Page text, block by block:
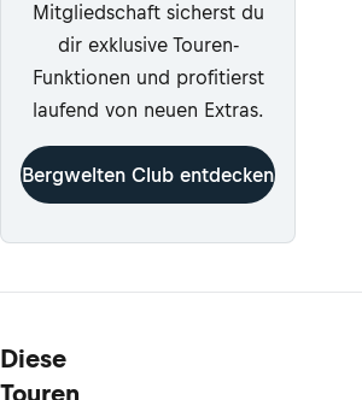
Mitgliedschaft sicherst du
dir exklusive Touren-
Funktionen und profitierst
laufend von neuen Extras.
Bergwelten Club entdecken
Diese
Touren